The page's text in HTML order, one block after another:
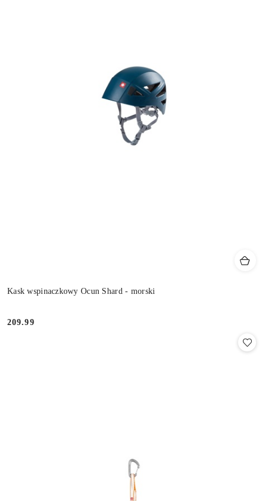
Kask wspinaczkowy Ocun Shard - morski
Cena:
209.99